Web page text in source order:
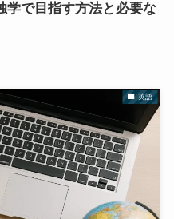
学で目指す方法と必要な
英語